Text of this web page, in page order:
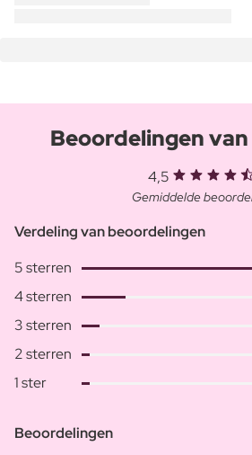
Beoordelingen
4,5
Gemiddelde
Verdeling van beoordelingen
5 sterren
4 sterren
3 sterren
2 sterren
1 ster
Beoordelingen